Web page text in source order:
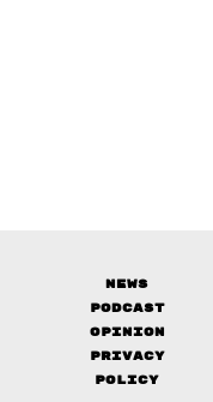
News
Podcast
Opinion
Privacy
Policy